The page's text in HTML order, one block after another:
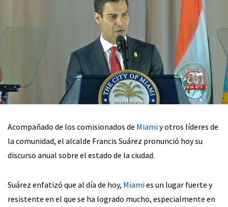
Acompañado de los comisionados de Miamiy otros líderes de
la comunidad, el alcalde Francis Suárez pronunció hoy su
discurso anual sobre el estado de la ciudad.
Suárez enfatizó que al día de hoy, Miamies un lugar fuerte y
resistente en el que se ha logrado mucho, especialmente en